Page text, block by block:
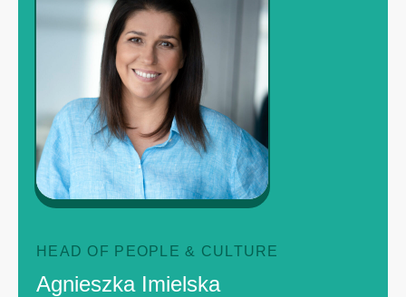
HEAD OF PEOPLE & CULTURE
Agnieszka Imielska